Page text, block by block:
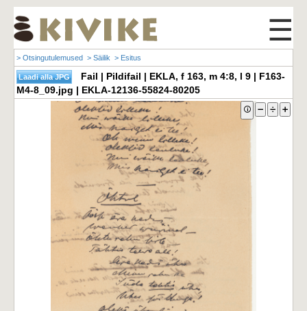
☰
> Otsingutulemused > Säilik > Esitus
Fail | Pildifail | EKLA, f 163, m 4:8, l 9 | F163-
M4-8_09.jpg | EKLA-12136-55824-80205